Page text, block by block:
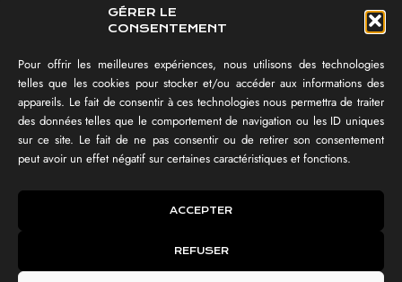
GÉRER LE
CONSENTEMENT
Pour offrir les meilleures expériences, nous utilisons des technologies
telles que les cookies pour stocker et/ou accéder aux informations des
appareils. Le fait de consentir à ces technologies nous permettra de traiter
des données telles que le comportement de navigation ou les ID uniques
sur ce site. Le fait de ne pas consentir ou de retirer son consentement
peut avoir un effet négatif sur certaines caractéristiques et fonctions.
ACCEPTER
REFUSER
75016 PARIS
vous
NAVIGATION
Témoignages vidéo
Équipe
Réalisations
IMPAAKT GROUP®
Lexique du digital